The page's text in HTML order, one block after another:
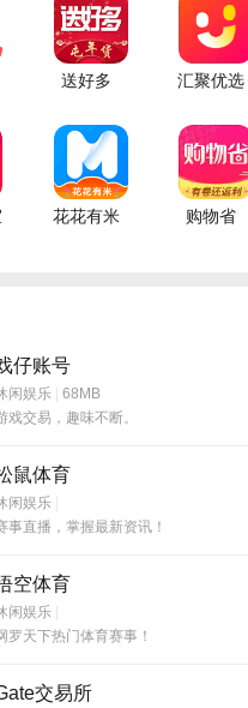
送好多 汇聚优选
花花有米 购物省
仔账号
闲娱乐 | 68MB
戏交易，趣味不断。
鼠体育
闲娱乐 |
事直播，掌握最新资讯！
空体育
闲娱乐 |
罗天下热门体育赛事！
交易所